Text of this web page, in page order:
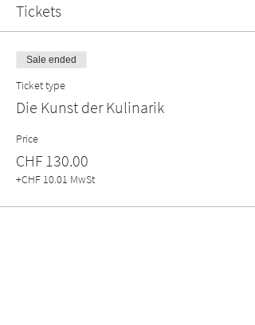
Tickets
Sale ended
Ticket type
Die Kunst der Kulinarik
Price
CHF 130.00
+CHF 10.01 MwSt